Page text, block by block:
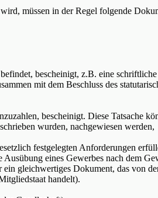
müssen in der Regel folgende
bescheinigt, z.B. eine schriftliche
mit dem Beschluss des
bescheinigt. Diese Tatsache
wurden, nachgewiesen werden,
festgelegten Anforderungen
eines Gewerbes nach dem
gleichwertiges Dokument, das von
handelt).